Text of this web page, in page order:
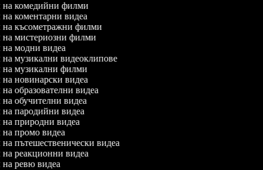
на комедийни филми
на коментарни видеа
на късометражни филми
на мистериозни филми
на модни видеа
на музикални видеоклипове
на музикални филми
на новинарски видеа
на образователни видеа
на обучителни видеа
на пародийни видеа
на природни видеа
на промо видеа
на пътешественически видеа
на реакционни видеа
на ревю видеа